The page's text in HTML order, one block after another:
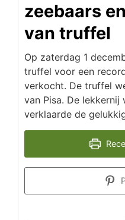
zeebaars
van truffel
Op zaterdag 1
truffel voor een
verkocht. De truffel
van Pisa. De lekkernij
verklaarde de